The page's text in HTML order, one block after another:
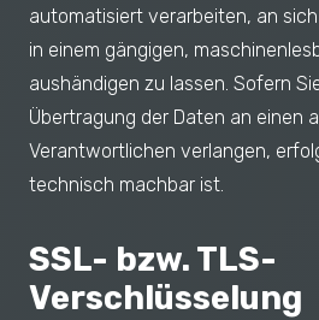
automatisiert verarbeiten, an
in einem gängigen,
aushändigen zu lassen. Sofern
Übertragung der Daten an einen
Verantwortlichen verlangen,
technisch machbar ist.
SSL- bzw. TLS-
Verschlüsselung